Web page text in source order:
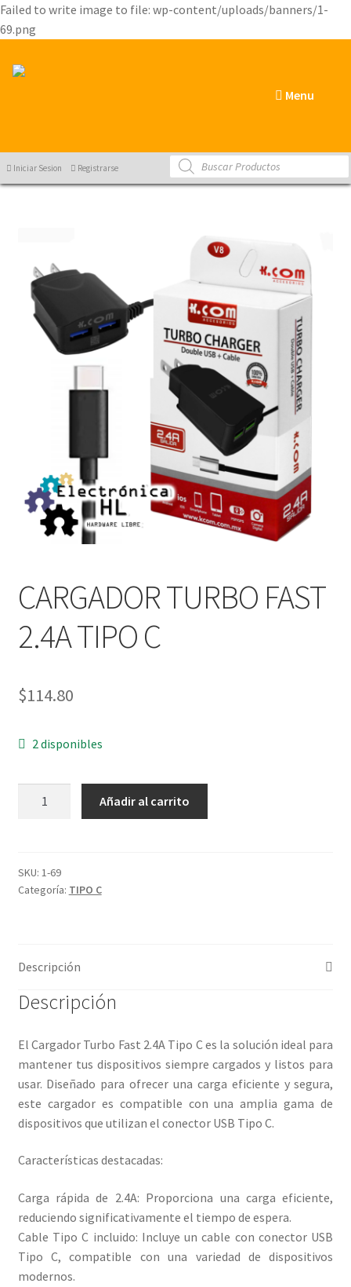
Failed to write image to file: wp-content/uploads/banners/1-
69.png
Menu
Products
search
Iniciar Sesion Registrarse
CARGADOR TURBO FAST
2.4A TIPO C
$114.80
2 disponibles
TIPO
C
Añadir al carrito
SKU: 1-69
Categoría: TIPO C
Descripción
Descripción
El Cargador Turbo Fast 2.4A Tipo C es la solución ideal para
mantener tus dispositivos siempre cargados y listos para
usar. Diseñado para ofrecer una carga eficiente y segura,
este cargador es compatible con una amplia gama de
dispositivos que utilizan el conector USB Tipo C.​
Características destacadas:
Carga rápida de 2.4A: Proporciona una carga eficiente,
reduciendo significativamente el tiempo de espera.​
Cable Tipo C incluido: Incluye un cable con conector USB
Tipo C, compatible con una variedad de dispositivos
modernos.​